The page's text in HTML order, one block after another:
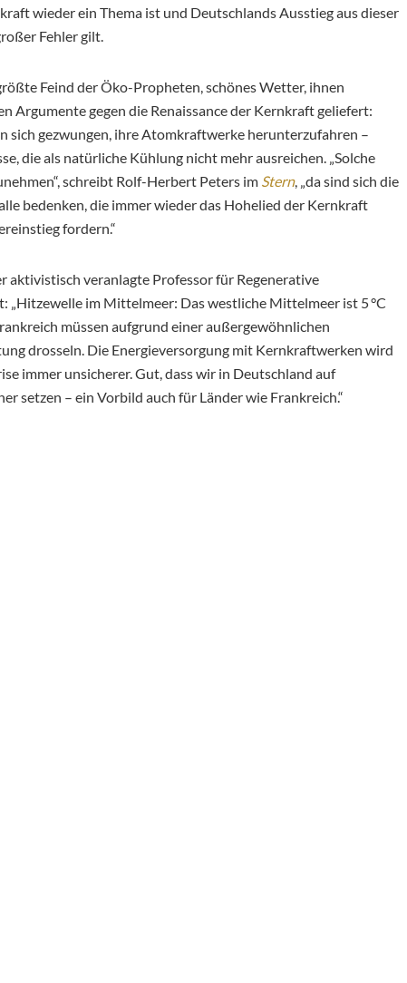
wieder ein Thema ist und Deutschlands Ausstieg aus dieser
Fehler gilt.
Feind der Öko-Propheten, schönes Wetter, ihnen
Argumente gegen die Renaissance der Kernkraft geliefert:
sich gezwungen, ihre Atomkraftwerke herunterzufahren –
die als natürliche Kühlung nicht mehr ausreichen. „Solche
schreibt Rolf-Herbert Peters im Stern, „da sind sich die
bedenken, die immer wieder das Hohelied der Kernkraft
fordern.“
aktivistisch veranlagte Professor für Regenerative
„Hitzewelle im Mittelmeer: Das westliche Mittelmeer ist 5 °C
müssen aufgrund einer außergewöhnlichen
drosseln. Die Energieversorgung mit Kernkraftwerken wird
immer unsicherer. Gut, dass wir in Deutschland auf
setzen – ein Vorbild auch für Länder wie Frankreich.“